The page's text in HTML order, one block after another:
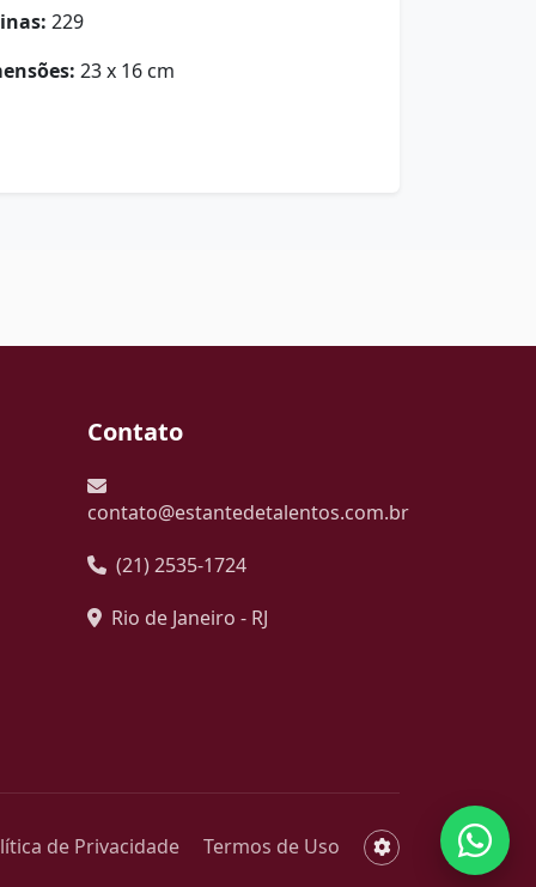
229
23 x 16 cm
Contato
contato@estantedetalentos.com.br
(21) 2535-1724
Rio de Janeiro - RJ
de Privacidade Termos de Uso